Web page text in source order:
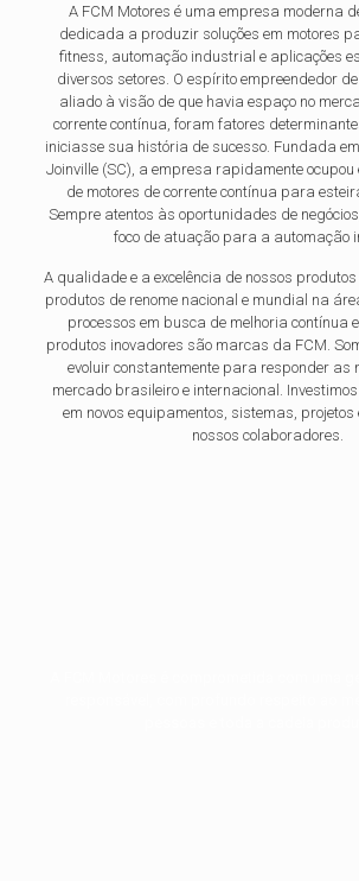
A FCM Motores é uma empresa moderna
dedicada a produzir soluções em motores
fitness, automação industrial e aplicações
diversos setores. O espírito empreendedor
aliado à visão de que havia espaço no
corrente contínua, foram fatores
iniciasse sua história de sucesso. Fundada
Joinville (SC), a empresa rapidamente ocupou
de motores de corrente contínua para
Sempre atentos às oportunidades de
foco de atuação para a automação
A qualidade e a excelência de nossos
produtos de renome nacional e mundial na
processos em busca de melhoria contínua
produtos inovadores são marcas da FCM.
evoluir constantemente para responder as
mercado brasileiro e internacional.
em novos equipamentos, sistemas,
nossos colaboradores.